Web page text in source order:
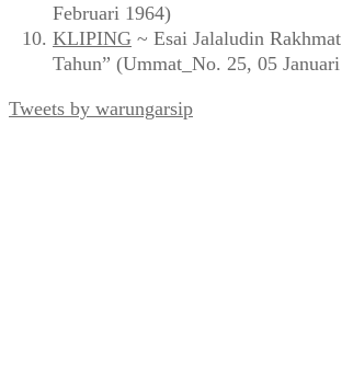
Februari 1964)
KLIPING ~ Esai Jalaludin
Tahun” (Ummat_No. 25, 05
Tweets by warungarsip